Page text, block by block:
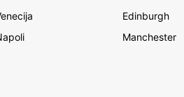
Edinburgh
Manchester